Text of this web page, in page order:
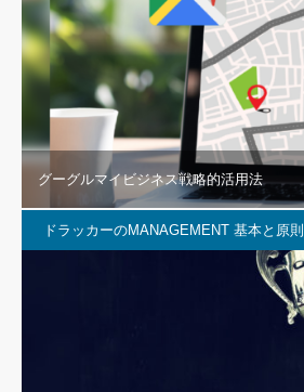
グーグルマイビジネス戦略的活用法
ドラッカーのMANAGEMENT 基本と原則